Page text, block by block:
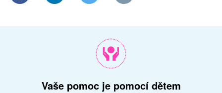
Vaše pomoc je pomocí dětem